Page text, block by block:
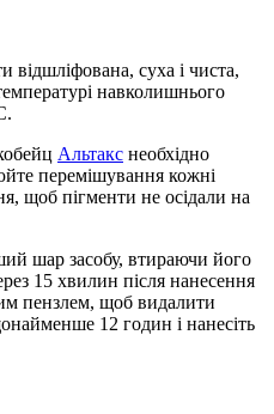
відшліфована, суха і чиста,
навколишнього
Альтакс необхідно
перемішування кожні
щоб пігменти не осідали на
шар засобу, втираючи його
15 хвилин після нанесення
пензлем, щоб видалити
12 годин і нанесіть